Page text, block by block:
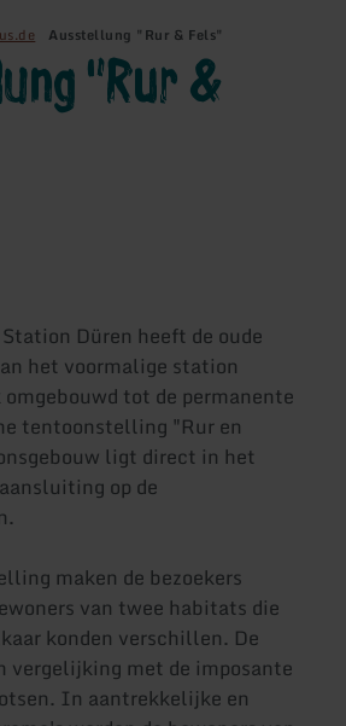
Ausstellung "Rur & Fels"
"Rur &
Düren heeft de oude
het voormalige station
tot de permanente
tentoonstelling "Rur en
ligt direct in het
op de
maken de bezoekers
van twee habitats die
konden verschillen. De
vergelijking met de imposante
In aantrekkelijke en